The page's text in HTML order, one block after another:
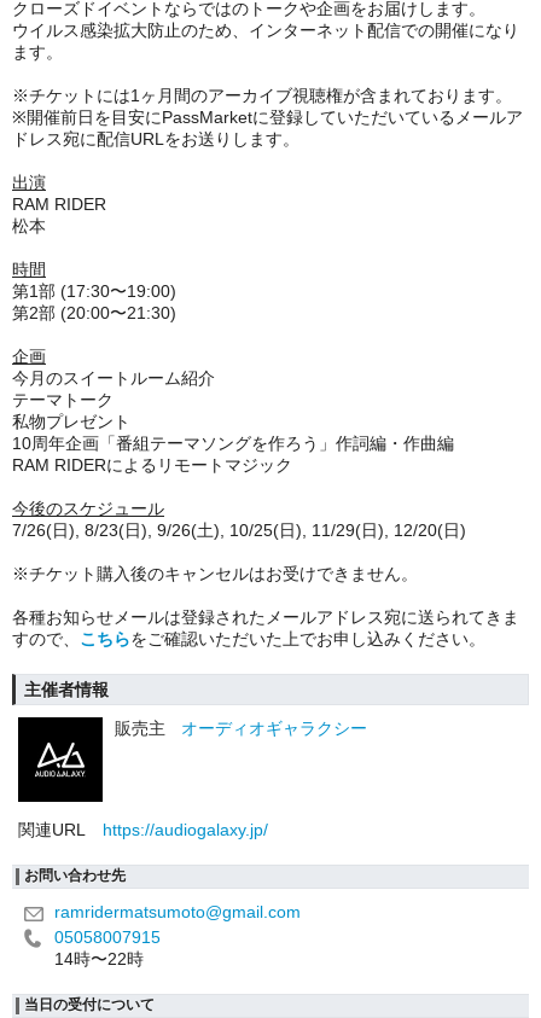
クローズドイベントならではのトークや企画をお届けします。
ウイルス感染拡大防止のため、インターネット配信での開催になり
ます。
※チケットには1ヶ月間のアーカイブ視聴権が含まれております。
※開催前日を目安にPassMarketに登録していただいているメールア
ドレス宛に配信URLをお送りします。
出演
RAM RIDER
松本
時間
第1部 (17:30〜19:00)
第2部 (20:00〜21:30)
企画
今月のスイートルーム紹介
テーマトーク
私物プレゼント
10周年企画「番組テーマソングを作ろう」作詞編・作曲編
RAM RIDERによるリモートマジック
今後のスケジュール
7/26(日), 8/23(日), 9/26(土), 10/25(日), 11/29(日), 12/20(日)
※チケット購入後のキャンセルはお受けできません。
各種お知らせメールは登録されたメールアドレス宛に送られてきま
すので、 こちらをご確認いただいた上でお申し込みください。
主催者情報
販売主
オーディオギャラクシー
関連URL https://audiogalaxy.jp/
お問い合わせ先
ramridermatsumoto@gmail.com
05058007915
14時〜22時
当日の受付について